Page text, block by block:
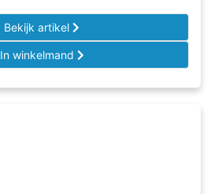
Bekijk artikel
In winkelmand